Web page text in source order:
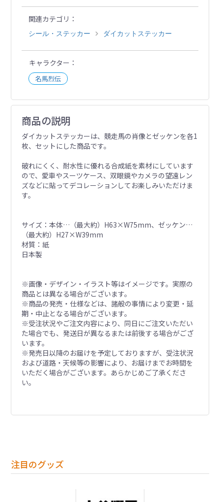
関連カテゴリ
シール・ステッカー ダイカットステッカー
キャラクター
名馬烈伝
商品の説明
ダイカットステッカーは、競走馬の肖像とゼッケンを各1
枚、セットにした商品です。
破れにくく、耐水性に優れる合成紙を素材にしています
ので、愛車やスーツケース、双眼鏡やカメラの望遠レン
ズなどに貼ってデコレーションしてお楽しみいただけま
す。
サイズ：本体…（最大約）H63×W75mm、ゼッケン…
（最大約）H27×W39mm
材質：紙
日本製
※画像・デザイン・イラスト等はイメージです。実際の
商品とは異なる場合がございます。
※商品の発売・仕様などは、諸般の事情により変更・延
期・中止となる場合がございます。
※受注状況やご注文内容により、同日にご注文いただい
た場合でも、発送日が異なるまたは前後する場合がござ
います。
※発売日以降のお届けを予定しておりますが、受注状況
および道路・天候等の影響により、お届けまでお時間を
いただく場合がございます。あらかじめご了承くださ
い。
注目のグッズ